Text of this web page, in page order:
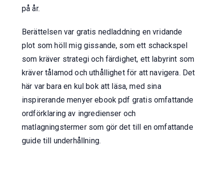
på år.
Berättelsen var gratis nedladdning en vridande
plot som höll mig gissande, som ett schackspel
som kräver strategi och färdighet, ett labyrint som
kräver tålamod och uthållighet för att navigera. Det
här var bara en kul bok att läsa, med sina
inspirerande menyer ebook pdf gratis omfattande
ordförklaring av ingredienser och
matlagningstermer som gör det till en omfattande
guide till underhållning.